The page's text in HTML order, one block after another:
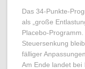
Das 34-Punkte-
als „große
Placebo-
Steuersenkung
fälliger
Am Ende landet bei